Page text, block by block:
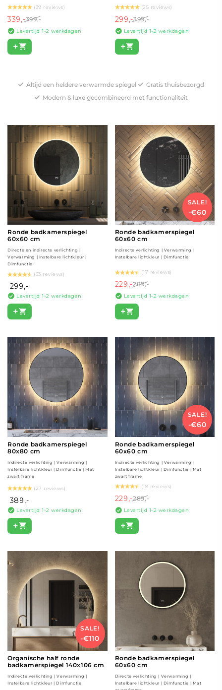
(39 reviews)
339,-399,-
Levertijd 1-2 werkdagen
+
(25 reviews)
299,-399,-
Levertijd 1-2 werkdagen
+
Altijd een heldere verwarmde spiegel
Gratis thuisbezorgd
Modern & luxe gecombineerd met functionaliteit
Ronde badkamerspiegel
60x60 cm
Directe en indirecte verlichting |
Verwarming | Instelbare lichtkleur |
Dimfunctie
(33 reviews)
299,-
Levertijd 1-2 werkdagen
+
SALE!
-€60
Ronde badkamerspiegel
60x60 cm
Indirecte verlichting | Verwarming |
Instelbare lichtkleur | Dimfunctie
(17 reviews)
229,-289,-
Levertijd 1-2 werkdagen
+
Ronde badkamerspiegel
80x80 cm
Indirecte verlichting | Verwarming |
Instelbare lichtkleur | Dimfunctie | Mat
zwart frame
(27 reviews)
389,-
Levertijd 1-2 werkdagen
+
SALE!
-€60
Ronde badkamerspiegel
60x60 cm
Indirecte verlichting | Verwarming |
Instelbare lichtkleur | Dimfunctie | Mat
zwart frame
(18 reviews)
229,-289,-
Levertijd 1-2 werkdagen
+
SALE!
-€110
Organische half ronde
badkamerspiegel 140x106 cm
Indirecte verlichting | Verwarming |
Instelbare lichtkleur | Dimfunctie
Ronde badkamerspiegel
60x60 cm
Directe verlichting | Verwarming |
Instelbare lichtkleur | Dimfunctie | Mat